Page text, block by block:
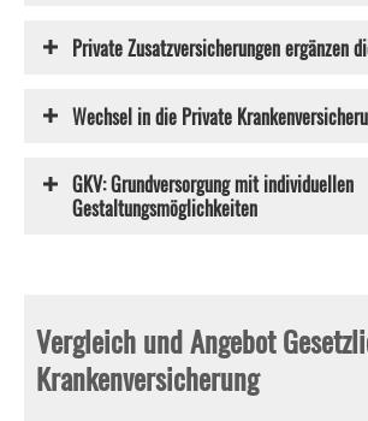
Private Zusatzversicherungen ergänzen
Wechsel in die Private
GKV: Grundversorgung mit individuellen
Gestaltungsmöglichkeiten
Vergleich und Angebot
Kranken­ver­si­che­rung